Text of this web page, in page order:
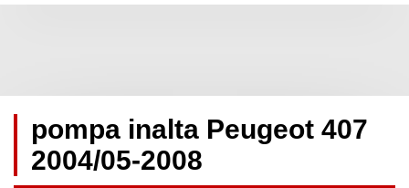
pompa inalta Peugeot 407
2004/05-2008